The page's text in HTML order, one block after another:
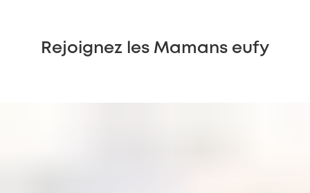
Rejoignez les Mamans eufy